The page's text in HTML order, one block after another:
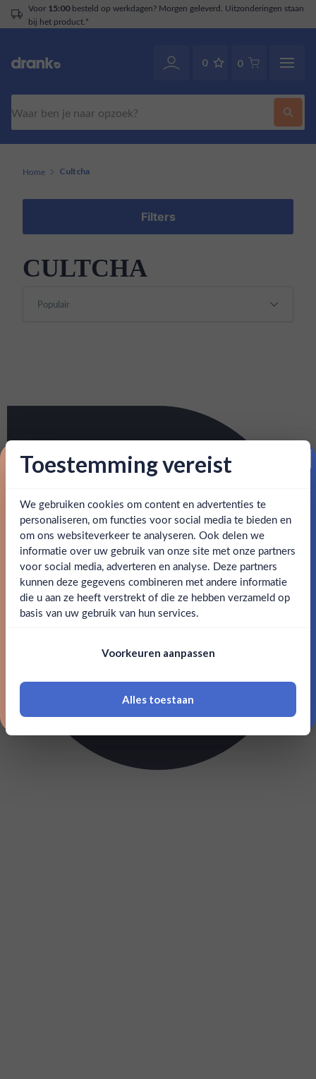
op werkdagen? Morgen geleverd. Uitzonderingen staan
0 0
Ben jij 18 jaar of ouder?
Ja Nee
18 jaar of ouder zijn
Home Cultcha
Filters
CULTCHA
Toestemming vereist
We gebruiken cookies om content en advertenties te
personaliseren, om functies voor social media te bieden en
om ons websiteverkeer te analyseren. Ook delen we
informatie over uw gebruik van onze site met onze partners
voor social media, adverteren en analyse. Deze partners
kunnen deze gegevens combineren met andere informatie
die u aan ze heeft verstrekt of die ze hebben verzameld op
basis van uw gebruik van hun services.
Voorkeuren aanpassen
Alles toestaan
Proost op je eerste korting!
Schrijf je in en ontvang direct 5% korting op je eerste
bestelling.
Email
Claim mijn korting